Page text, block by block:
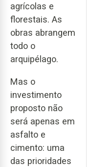
agrícolas e
florestais. As
obras abrangem
todo o
arquipélago.
Mas o
investimento
proposto não
será apenas em
asfalto e
cimento: uma
das prioridades